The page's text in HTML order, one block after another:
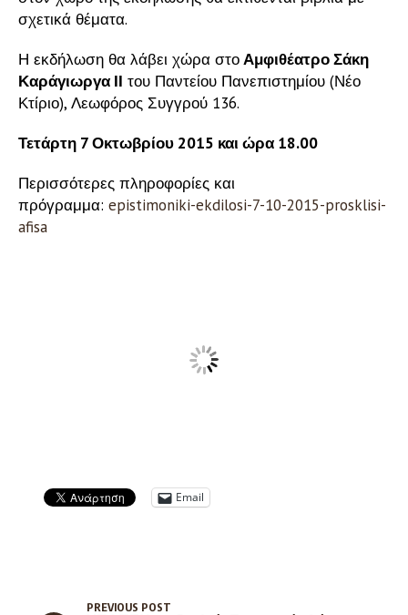
σχετικά θέματα.
Η εκδήλωση θα λάβει χώρα στοΑμφιθέατρο Σάκη
Καράγιωργα ΙΙ του Παντείου Πανεπιστημίου (Νέο
Κτίριο), Λεωφόρος Συγγρού 136.
Τετάρτη 7 Οκτωβρίου 2015 και ώρα 18.00
Περισσότερες πληροφορίες και
πρόγραμμα: epistimoniki-ekdilosi-7-10-2015-prosklisi-
afisa
Email
PREVIOUS POST